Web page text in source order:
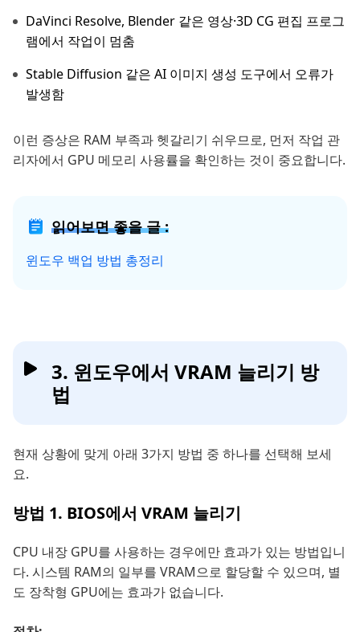
DaVinci Resolve, Blender 같은 영상·3D CG 편집 프로그
램에서 작업이 멈춤
Stable Diffusion 같은 AI 이미지 생성 도구에서 오류가
발생함
이런 증상은 RAM 부족과 헷갈리기 쉬우므로, 먼저 작업 관
리자에서 GPU 메모리 사용률을 확인하는 것이 중요합니다.
읽어보면 좋을 글 :
윈도우 백업 방법 총정리
3. 윈도우에서 VRAM 늘리기 방
법
현재 상황에 맞게 아래 3가지 방법 중 하나를 선택해 보세
요.
방법 1. BIOS에서 VRAM 늘리기
CPU 내장 GPU를 사용하는 경우에만 효과가 있는 방법입니
다. 시스템 RAM의 일부를 VRAM으로 할당할 수 있으며, 별
도 장착형 GPU에는 효과가 없습니다.